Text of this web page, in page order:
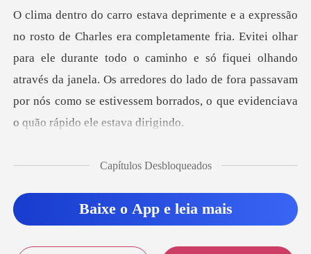
Histórico
Sair
Baixar App
ei olhar
para ele durante todo o caminho e só fiquei olhando
através da janela. Os arredores do lado de
Capítulos Desbloqueados
Baixe o App e leia mais